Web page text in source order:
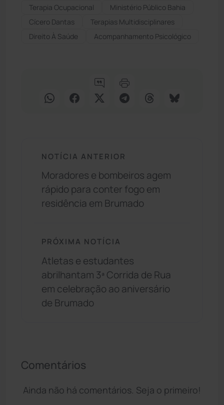
Terapia Ocupacional
Ministério Público Bahia
Cícero Dantas
Terapias Multidisciplinares
Direito À Saúde
Acompanhamento Psicológico
NOTÍCIA ANTERIOR
Moradores e bombeiros agem
rápido para conter fogo em
residência em Brumado
PRÓXIMA NOTÍCIA
Atletas e estudantes
abrilhantam 3ª Corrida de Rua
em celebração ao aniversário
de Brumado
Comentários
Ainda não há comentários. Seja o primeiro!